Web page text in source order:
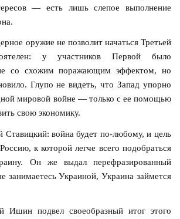
— есть лишь слепое выполнение
оружие не позволит начаться Третьей
у участников Первой было
со схожим поражающим эффектом, но
Глупо не видеть, что Запад упорно
мировой войне — только с ее помощью
свою экономику.
война будет по-любому, и цель
к которой легче всего подобраться
Он же выдал перефразированный
занимаетесь Украиной, Украина займется
Ишин подвел своеобразный итог этого